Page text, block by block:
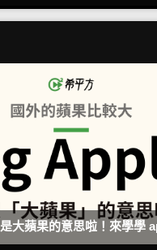
大蘋果的意思啦！來學學